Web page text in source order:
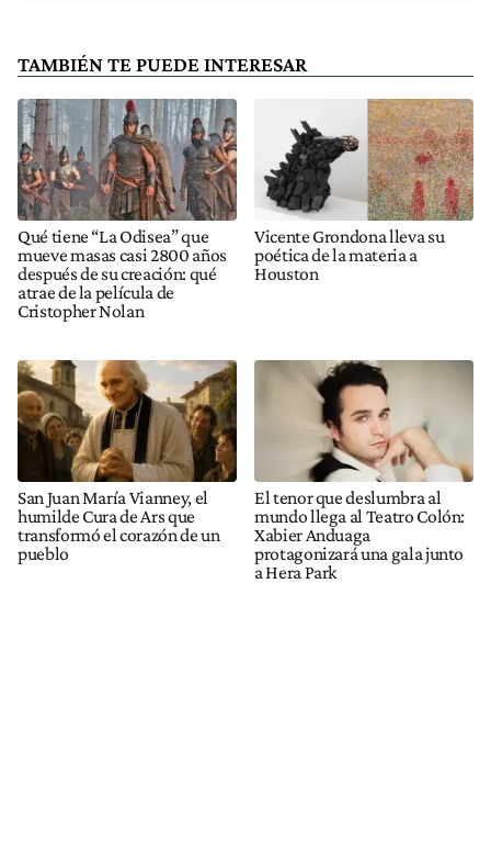
TAMBIÉN TE PUEDE INTERESAR
Qué tiene “La Odisea” que
mueve masas casi 2800 años
después de su creación: qué
atrae de la película de
Cristopher Nolan
Vicente Grondona lleva su
poética de la materia a
Houston
San Juan María Vianney, el
humilde Cura de Ars que
transformó el corazón de un
pueblo
El tenor que deslumbra al
mundo llega al Teatro Colón:
Xabier Anduaga
protagonizará una gala junto
a Hera Park